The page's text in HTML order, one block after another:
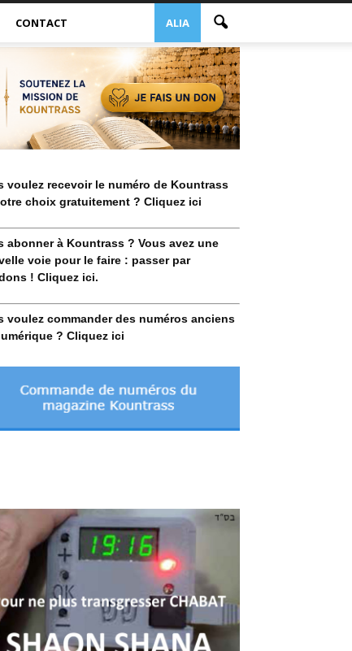
ALIA
CONTACT
voulez recevoir le numéro de Kountrass
choix gratuitement ? Cliquez ici
abonner à Kountrass ? Vous avez une
voie pour le faire : passer par
! Cliquez ici.
voulez commander des numéros anciens
? Cliquez ici